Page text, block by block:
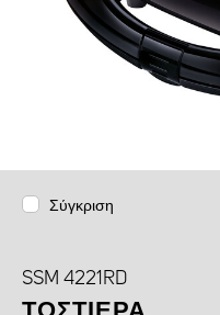
Σύγκριση
SSM 4221RD